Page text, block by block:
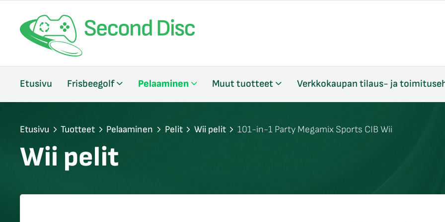
Etusivu Frisbeegolf Pelaaminen Muut tuotteet Verkkokaupan tilaus- ja
Etusivu Tuotteet Pelaaminen Pelit Wii pelit 101-in-1 Party Megamix Sports CIB Wii
Wii pelit
sulje
sulje
sulje